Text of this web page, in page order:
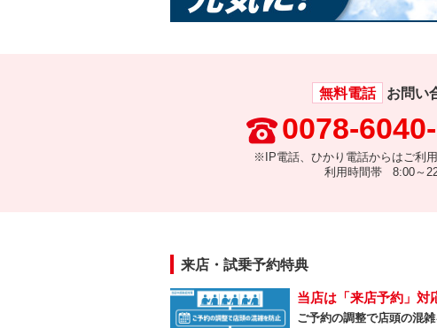
無料電話 お問い
0078-
※IP電話、ひかり電話からはご利用
利用時間帯 8:00～
来店・試乗予約特典
当店は「来店予約」対
ご予約の調整で店頭の混雑